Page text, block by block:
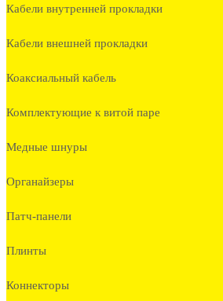
Кабели внутренней прокладки
Кабели внешней прокладки
Коаксиальный кабель
Комплектующие к витой паре
Медные шнуры
Органайзеры
Патч-панели
Плинты
Коннекторы